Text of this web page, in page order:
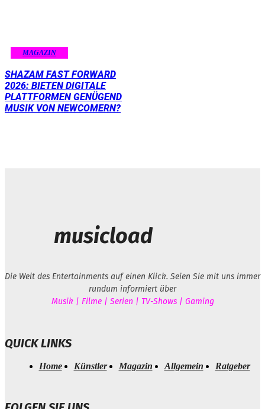
MAGAZIN
SHAZAM FAST FORWARD
2026: BIETEN DIGITALE
PLATTFORMEN GENÜGEND
MUSIK VON NEWCOMERN?
musicload
Die Welt des Entertainments auf einen Klick. Seien Sie mit uns immer
rundum informiert über
Musik | Filme | Serien | TV-Shows | Gaming
QUICK LINKS
Home Künstler Magazin Allgemein Ratgeber